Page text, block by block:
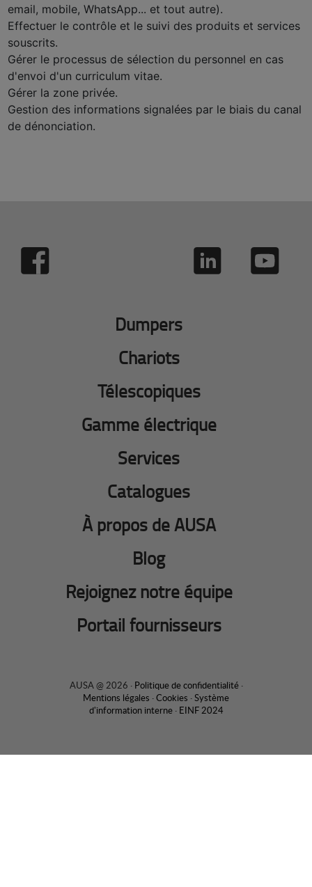
email, mobile, WhatsApp... et tout autre).
Effectuer le contrôle et le suivi des produits et services
souscrits.
Gérer le processus de sélection du personnel en cas
d'envoi d'un curriculum vitae.
Gérer la zone privée.
Gestion des informations signalées par le biais du canal
de dénonciation.
Dumpers
Chariots
Télescopiques
Gamme électrique
Services
Catalogues
À propos de AUSA
Blog
Rejoignez notre équipe
Portail fournisseurs
AUSA @ 2026 · Politique de confidentialité·
Mentions légales ·Cookies ·Système
d'information interne· EINF 2024